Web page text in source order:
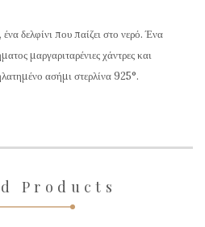
δελφίνι που παίζει στο νερό. Ένα
μαργαριταρένιες χάντρες και
ασήμι στερλίνα 925°.
Products